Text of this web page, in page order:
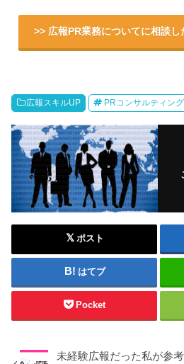
>> 広報PR業務についてに相談
広報スキルUP PRコンサルティング
ポスト
はてブ
Pocket
未経験広報だった私が参